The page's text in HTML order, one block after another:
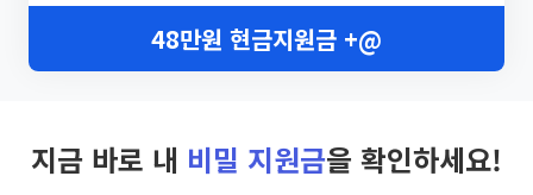
48만원 현금지원금 +@
지금 바로 내 비밀 지원금을 확인하세요!